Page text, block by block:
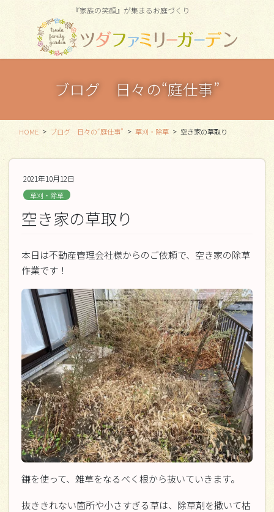
ツ
シ
『家族の笑顔』が集まるお庭づくり
ブログ 日々の“庭仕事”
HOME ブログ 日々の“庭仕事” 草刈・除草 空き家の草取り
2021年10月12日
草刈・除草
空き家の草取り
本日は不動産管理会社様からのご依頼で、空き家の除草
作業です！
鎌を使って、雑草をなるべく根から抜いていきます。
抜ききれない箇所や小さすぎる草は、除草剤を撒いて枯